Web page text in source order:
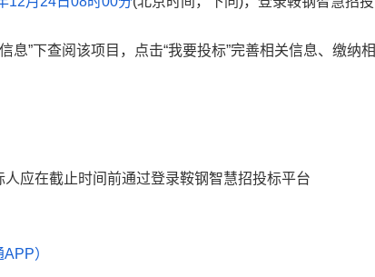
息”下查阅该项目，点击“我要投标”完善相关信息、缴纳相
人应在截止时间前通过登录鞍钢智慧招投标平台
）